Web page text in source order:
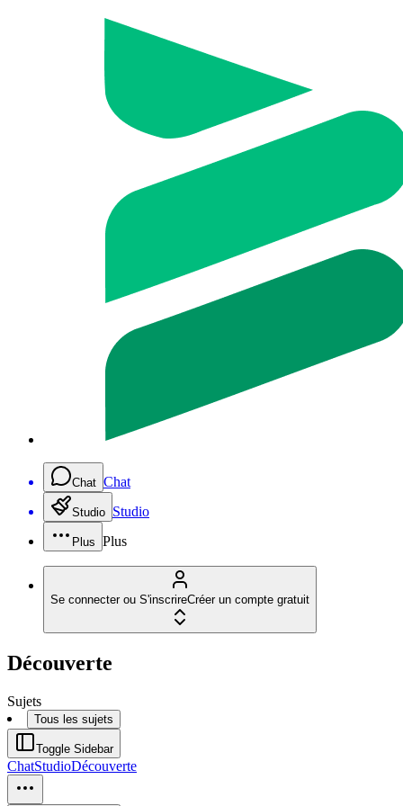
Chat Chat
Studio Studio
Plus Plus
Se connecter ou S'inscrireCréer un compte gratuit
Découverte
Sujets
Tous les sujets
Toggle Sidebar
ChatStudioDécouverte